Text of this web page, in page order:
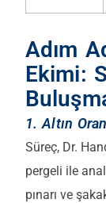
Adım
Ekimi:
1. Altın
Süreç, Dr.
pergeli ile
pınarı ve